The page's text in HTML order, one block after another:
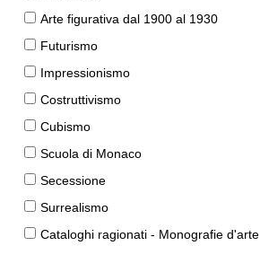
Arte figurativa dal 1900 al 1930
Futurismo
Impressionismo
Costruttivismo
Cubismo
Scuola di Monaco
Secessione
Surrealismo
Cataloghi ragionati - Monografie d'arte